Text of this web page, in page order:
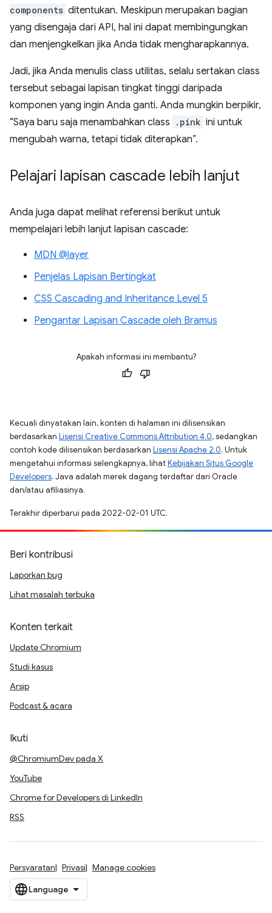
components ditentukan. Meskipun merupakan bagian
yang disengaja dari API, hal ini dapat membingungkan
dan menjengkelkan jika Anda tidak mengharapkannya.
Jadi, jika Anda menulis class utilitas, selalu sertakan class
tersebut sebagai lapisan tingkat tinggi daripada
komponen yang ingin Anda ganti. Anda mungkin berpikir,
“Saya baru saja menambahkan class
.pink ini untuk
mengubah warna, tetapi tidak diterapkan”.
Pelajari lapisan cascade lebih lanjut
Anda juga dapat melihat referensi berikut untuk
mempelajari lebih lanjut lapisan cascade:
MDN @layer
Penjelas Lapisan Bertingkat
CSS Cascading and Inheritance Level 5
Pengantar Lapisan Cascade oleh Bramus
Apakah informasi ini membantu?
Kecuali dinyatakan lain, konten di halaman ini dilisensikan
berdasarkan Lisensi Creative Commons Attribution 4.0, sedangkan
contoh kode dilisensikan berdasarkan Lisensi Apache 2.0. Untuk
mengetahui informasi selengkapnya, lihatKebijakan Situs Google
Developers. Java adalah merek dagang terdaftar dari Oracle
dan/atau afiliasinya.
Terakhir diperbarui pada 2022-02-01 UTC.
Beri kontribusi
Laporkan bug
Lihat masalah terbuka
Konten terkait
Update Chromium
Studi kasus
Arsip
Podcast & acara
Ikuti
@ChromiumDev pada X
YouTube
Chrome for Developers di LinkedIn
RSS
Persyaratan Privasi Manage cookies